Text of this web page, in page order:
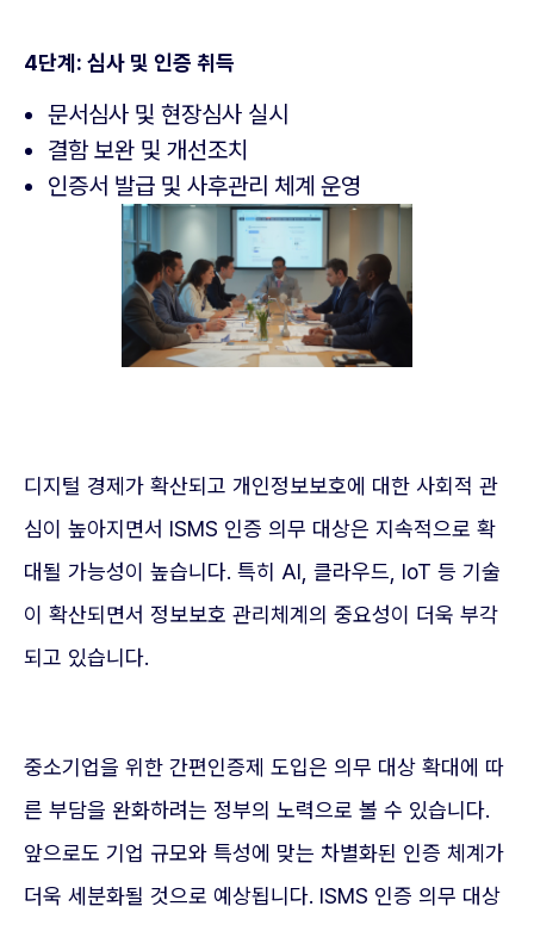
4단계: 심사 및 인증 취득
문서심사 및 현장심사 실시
결함 보완 및 개선조치
인증서 발급 및 사후관리 체계 운영
디지털 경제가 확산되고 개인정보보호에 대한 사회적 관
심이 높아지면서 ISMS 인증 의무 대상은 지속적으로 확
대될 가능성이 높습니다. 특히 AI, 클라우드, IoT 등 기술
이 확산되면서 정보보호 관리체계의 중요성이 더욱 부각
되고 있습니다.
중소기업을 위한 간편인증제 도입은 의무 대상 확대에 따
른 부담을 완화하려는 정부의 노력으로 볼 수 있습니다.
앞으로도 기업 규모와 특성에 맞는 차별화된 인증 체계가
더욱 세분화될 것으로 예상됩니다. ISMS 인증 의무 대상